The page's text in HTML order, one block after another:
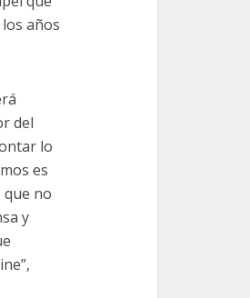
años
del
lo
es
que no
y